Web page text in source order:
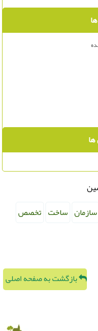
سازمان ساخت تخصص
بازگشت به صفحه اصلی